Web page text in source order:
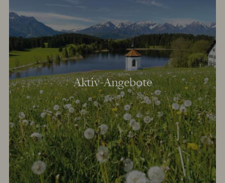
Aktiv-Angebote